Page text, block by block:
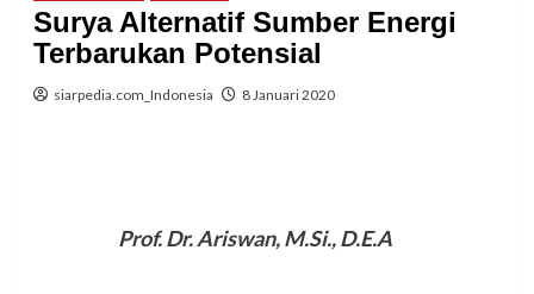
Surya Alternatif Sumber Energi
Terbarukan Potensial
siarpedia.com_Indonesia 8 Januari 2020
Prof. Dr. Ariswan, M.Si., D.E.A